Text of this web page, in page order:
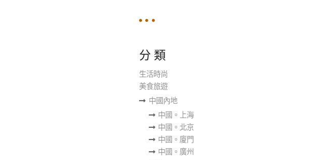
分 類
生活時尚
美食旅遊
中國內地
中國。上海
中國。北京
中國。廈門
中國。廣州